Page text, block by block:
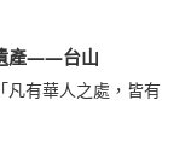
產——台山
凡有華人之處，皆有